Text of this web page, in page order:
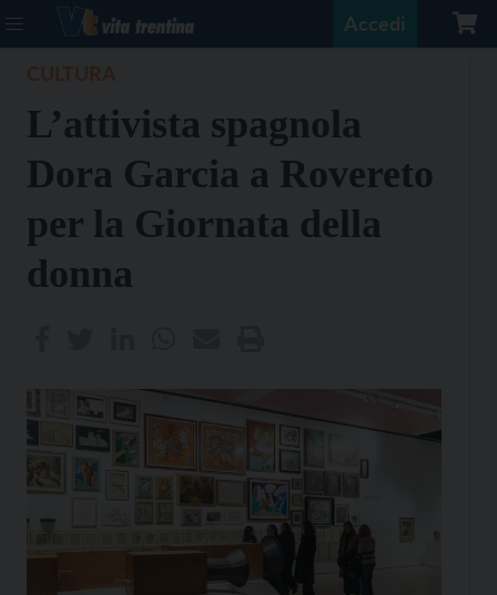
Accedi
L’attivista spagnola
Dora Garcia a Rovereto
per la Giornata della
donna